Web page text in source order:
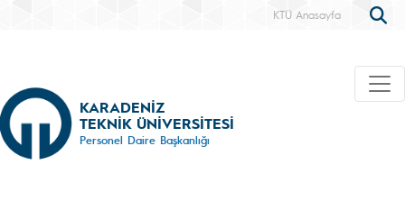
KTÜ Anasayfa
KARADENİZ
TEKNİK ÜNİVERSİTESİ
Personel Daire Başkanlığı